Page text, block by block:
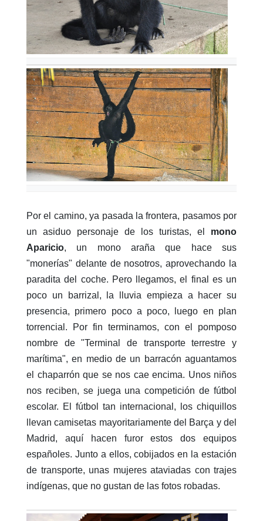
Por el camino, ya pasada la frontera, pasamos por
un asiduo personaje de los turistas, el mono
Aparicio, un mono araña que hace sus
"monerías" delante de nosotros, aprovechando la
paradita del coche. Pero llegamos, el final es un
poco un barrizal, la lluvia empieza a hacer su
presencia, primero poco a poco, luego en plan
torrencial. Por fin terminamos, con el pomposo
nombre de "Terminal de transporte terrestre y
marítima", en medio de un barracón aguantamos
el chaparrón que se nos cae encima. Unos niños
nos reciben, se juega una competición de fútbol
escolar. El fútbol tan internacional, los chiquillos
llevan camisetas mayoritariamente del Barça y del
Madrid, aquí hacen furor estos dos equipos
españoles. Junto a ellos, cobijados en la estación
de transporte, unas mujeres ataviadas con trajes
indígenas, que no gustan de las fotos robadas.